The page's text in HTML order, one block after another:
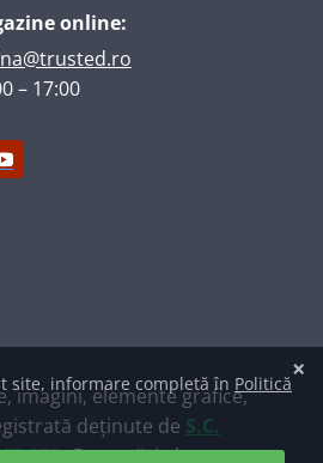
online:
– 17:00
imagini, elemente grafice,
deținute de S.C.
SRL. Raportări ale